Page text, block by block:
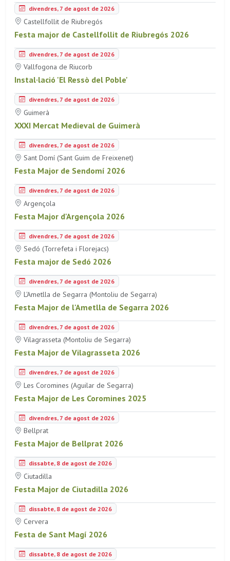
divendres, 7 de agost de 2026
Castellfollit de Riubregós
Festa major de Castellfollit de Riubregós 2026
divendres, 7 de agost de 2026
Vallfogona de Riucorb
Instal·lació 'El Ressò del Poble'
divendres, 7 de agost de 2026
Guimerà
XXXI Mercat Medieval de Guimerà
divendres, 7 de agost de 2026
Sant Domí (Sant Guim de Freixenet)
Festa Major de Sendomí 2026
divendres, 7 de agost de 2026
Argençola
Festa Major d'Argençola 2026
divendres, 7 de agost de 2026
Sedó (Torrefeta i Florejacs)
Festa major de Sedó 2026
divendres, 7 de agost de 2026
L'Ametlla de Segarra (Montoliu de Segarra)
Festa Major de l'Ametlla de Segarra 2026
divendres, 7 de agost de 2026
Vilagrasseta (Montoliu de Segarra)
Festa Major de Vilagrasseta 2026
divendres, 7 de agost de 2026
Les Coromines (Aguilar de Segarra)
Festa Major de Les Coromines 2025
divendres, 7 de agost de 2026
Bellprat
Festa Major de Bellprat 2026
dissabte, 8 de agost de 2026
Ciutadilla
Festa Major de Ciutadilla 2026
dissabte, 8 de agost de 2026
Cervera
Festa de Sant Magí 2026
dissabte, 8 de agost de 2026